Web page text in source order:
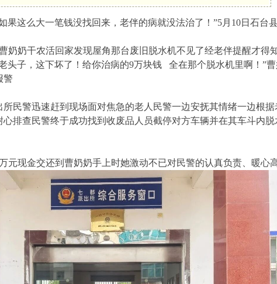
果这么大一笔钱没找回来，老伴的病就没法治了！”5月10日石台
奶奶干农活回家发现屋角那台废旧脱水机不见了经老伴提醒才
头子，这下坏了！给你治病的9万块钱 全在那个脱水机里啊！”
警
所民警迅速赶到现场面对焦急的老人民警一边安抚其情绪一边根
心排查民警终于成功找到收废品人员截停对方车辆并在其车斗内
元现金交还到曹奶奶手上时她激动不已对民警的认真负责、暖心